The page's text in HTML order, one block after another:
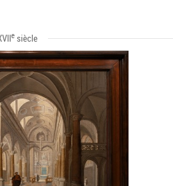
e siècle